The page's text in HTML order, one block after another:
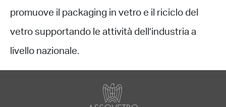
promuove il packaging in vetro e il riciclo del
vetro supportando le attività dell’industria a
livello nazionale.